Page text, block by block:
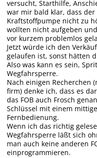
versucht, Starthilfe,
war mir bald klar, dass
Kraftstoffpumpe nicht zu
wollten nicht aufgeben
vor kurzem problemlos
Jetzt würde ich den
gelaufen ist, sonst hätten
Also was kann es sein,
Wegfahrsperre.
Nach einigen Recherchen
firm) denke ich, dass es
das FOB auch Frosch
Schlüssel mit einem
Fernbedienung.
Wenn ich das richtig
Wegfahrsperre läßt sich
man auch keine anderen
einprogrammieren.